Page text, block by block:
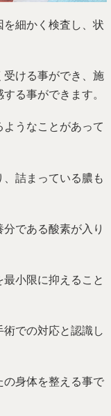
細かく検査し、状
受ける事ができ、施
る事ができます。
うなことがあって
詰まっている膿も
である酸素が入り
小限に抑えること
での対応と認識し
の身体を整える事で